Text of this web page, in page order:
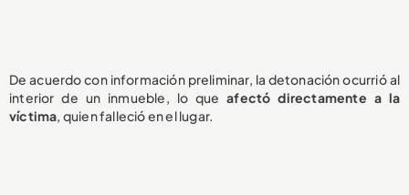
De acuerdo con información preliminar, la detonación ocurrió al
interior de un inmueble, lo queafectó directamente a la
víctima, quien falleció en el lugar.